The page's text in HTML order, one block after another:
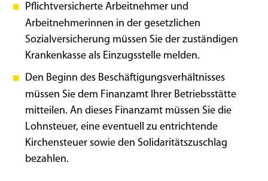
Pflichtversicherte Arbeitnehmer und
Arbeitnehmerinnen in der gesetzlichen
Sozialversicherung müssen Sie der zuständigen
Krankenkasse als Einzugsstelle melden.
Den Beginn des Beschäftigungsverhältnisses
müssen Sie dem Finanzamt Ihrer Betriebsstätte
mitteilen. An dieses Finanzamt müssen Sie die
Lohnsteuer, eine eventuell zu entrichtende
Kirchensteuer sowie den Solidaritätszuschlag
bezahlen.